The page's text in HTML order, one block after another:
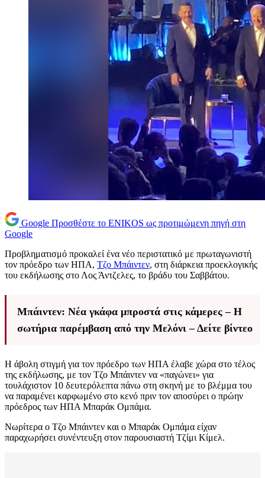
Google Προσθέστε το ENIKOS ως προτιμώμενη πηγή στη
Google
Προβληματισμό προκαλεί ένα νέο περιστατικό με πρωταγωνιστή
τον πρόεδρο των ΗΠΑ, Τζο Μπάιντεν, στη διάρκεια προεκλογικής
του εκδήλωσης στο Λος Άντζελες, το βράδυ του Σαββάτου.
Μπάιντεν: Νέα γκάφα μπροστά στις κάμερες – Η
σωτήρια παρέμβαση από την Μελόνι – Δείτε βίντεο
Η άβολη στιγμή για τον πρόεδρο των ΗΠΑ έλαβε χώρα στο τέλος
της εκδήλωσης, με τον Τζο Μπάιντεν να «παγώνει» για
τουλάχιστον 10 δευτερόλεπτα πάνω στη σκηνή με το βλέμμα του
να παραμένει καρφωμένο στο κενό πριν τον αποσύρει ο πρώην
πρόεδρος των ΗΠΑ Μπαράκ Ομπάμα.
Νωρίτερα ο Τζο Μπάιντεν και ο Μπαράκ Ομπάμα είχαν
παραχωρήσει συνέντευξη στον παρουσιαστή Τζίμι Κίμελ.